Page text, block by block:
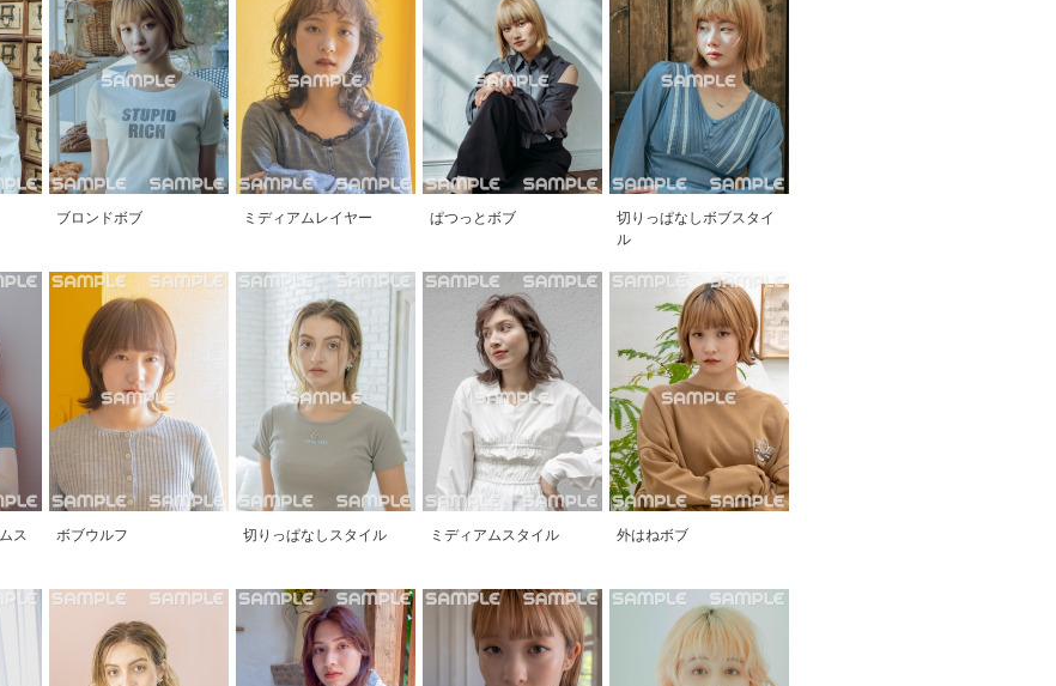
ブロンドボブ ミディアムレイヤー ぱつっとボブ
切りっぱなしボブスタイ
ル
ス
ボブウルフ 切りっぱなしスタイル ミディアムスタイル 外はねボブ